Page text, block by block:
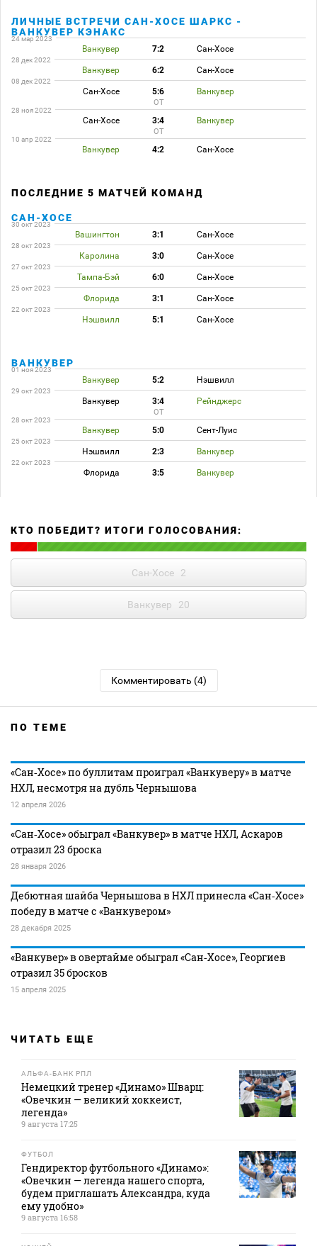
ЛИЧНЫЕ ВСТРЕЧИ САН-ХОСЕ ШАРКС -
ВАНКУВЕР КЭНАКС
24 мар 2023
Ванкувер 7:2 Сан-Хосе
28 дек 2022
Ванкувер 6:2 Сан-Хосе
08 дек 2022
Сан-Хосе 5:6 Ванкувер
ОТ
28 ноя 2022
Сан-Хосе 3:4 Ванкувер
ОТ
10 апр 2022
Ванкувер 4:2 Сан-Хосе
ПОСЛЕДНИЕ 5 МАТЧЕЙ КОМАНД
САН-ХОСЕ
30 окт 2023
Вашингтон 3:1 Сан-Хосе
28 окт 2023
Каролина 3:0 Сан-Хосе
27 окт 2023
Тампа-Бэй 6:0 Сан-Хосе
25 окт 2023
Флорида 3:1 Сан-Хосе
22 окт 2023
Нэшвилл 5:1 Сан-Хосе
ВАНКУВЕР
01 ноя 2023
Ванкувер 5:2 Нэшвилл
29 окт 2023
Ванкувер 3:4 Рейнджерс
ОТ
28 окт 2023
Ванкувер 5:0 Сент-Луис
25 окт 2023
Нэшвилл 2:3 Ванкувер
22 окт 2023
Флорида 3:5 Ванкувер
КТО ПОБЕДИТ? ИТОГИ ГОЛОСОВАНИЯ:
Сан-Хосе 2
Ванкувер 20
Комментировать (4)
ПО ТЕМЕ
«Сан‑Хосе» по буллитам проиграл «Ванкуверу» в матче
НХЛ, несмотря на дубль Чернышова
12 апреля 2026
«Сан‑Хосе» обыграл «Ванкувер» в матче НХЛ, Аскаров
отразил 23 броска
28 января 2026
Дебютная шайба Чернышова в НХЛ принесла «Сан‑Хосе»
победу в матче с «Ванкувером»
28 декабря 2025
«Ванкувер» в овертайме обыграл «Сан‑Хосе», Георгиев
отразил 35 бросков
15 апреля 2025
ЧИТАТЬ ЕЩЕ
АЛЬФА-БАНК РПЛ
Немецкий тренер «Динамо» Шварц:
«Овечкин — великий хоккеист,
легенда»
9 августа 17:25
ФУТБОЛ
Гендиректор футбольного «Динамо»:
«Овечкин — легенда нашего спорта,
будем приглашать Александра, куда
ему удобно»
9 августа 16:58